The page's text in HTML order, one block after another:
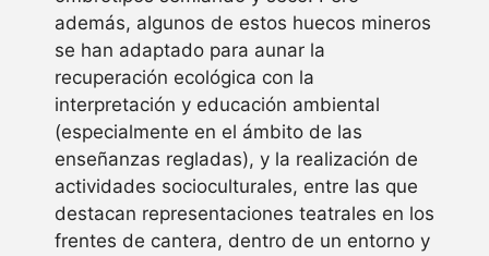
además, algunos de estos huecos mineros
se han adaptado para aunar la
recuperación ecológica con la
interpretación y educación ambiental
(especialmente en el ámbito de las
enseñanzas regladas), y la realización de
actividades socioculturales, entre las que
destacan representaciones teatrales en los
frentes de cantera, dentro de un entorno y